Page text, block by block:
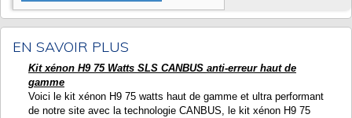
EN SAVOIR PLUS
Kit xénon H9 75 Watts SLS CANBUS anti-erreur haut de
gamme
Voici le kit xénon H9 75 watts haut de gamme et ultra performant
de notre site avec la technologie CANBUS, le kit xénon H9 75